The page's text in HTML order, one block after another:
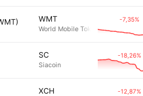
WMT
World Mobile Token
-7,35%
SC
Siacoin
-18,26%
XCH -12,87%